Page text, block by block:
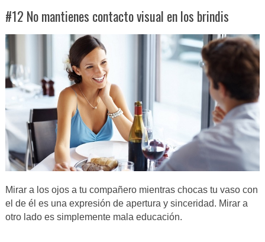
#12 No mantienes contacto visual en los brindis
Mirar a los ojos a tu compañero mientras chocas tu vaso con
el de él es una expresión de apertura y sinceridad. Mirar a
otro lado es simplemente mala educación.